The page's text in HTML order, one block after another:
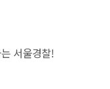
서울경찰!